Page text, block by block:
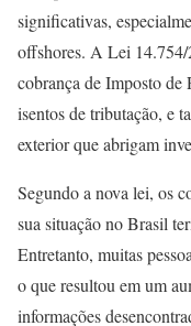
significativas,
offshores. A Lei 14.754/
cobrança de Imposto de
isentos de tributação, e
exterior que abrigam
Segundo a nova lei, os
sua situação no Brasil
Entretanto, muitas
o que resultou em um
informações